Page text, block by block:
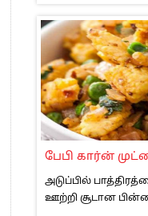
பேபி கார்ன்
அடுப்பில்
ஊற்றி சூடான